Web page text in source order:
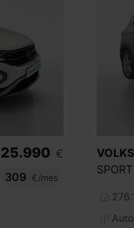
25.990 €
309
€/mes